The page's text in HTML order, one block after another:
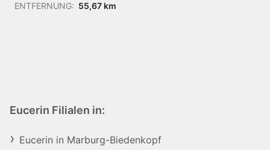
ENTFERNUNG: 55,67 km
Eucerin Filialen in:
Eucerin in Marburg-Biedenkopf